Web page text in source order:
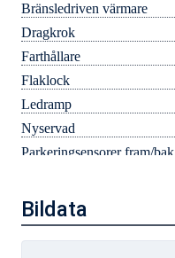
Bränsledriven värmare
Dragkrok
Farthållare
Flaklock
Ledramp
Nyservad
Parkeringsensorer fram/bak
Vinterhjul alu dubb
Bildata